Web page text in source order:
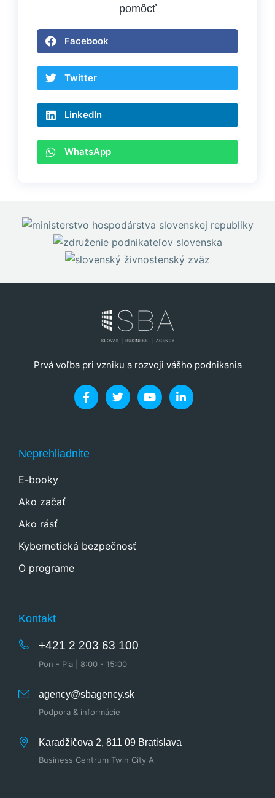
pomôcť
Facebook
Twitter
LinkedIn
WhatsApp
Prvá voľba pri vzniku a rozvoji vášho podnikania
Neprehliadnite
E-booky
Ako začať
Ako rásť
Kybernetická bezpečnosť
O programe
Kontakt
+421 2 203 63 100
Pon - Pia | 8:00 - 15:00
agency@sbagency.sk
Podpora & informácie
Karadžičova 2, 811 09 Bratislava
Business Centrum Twin City A